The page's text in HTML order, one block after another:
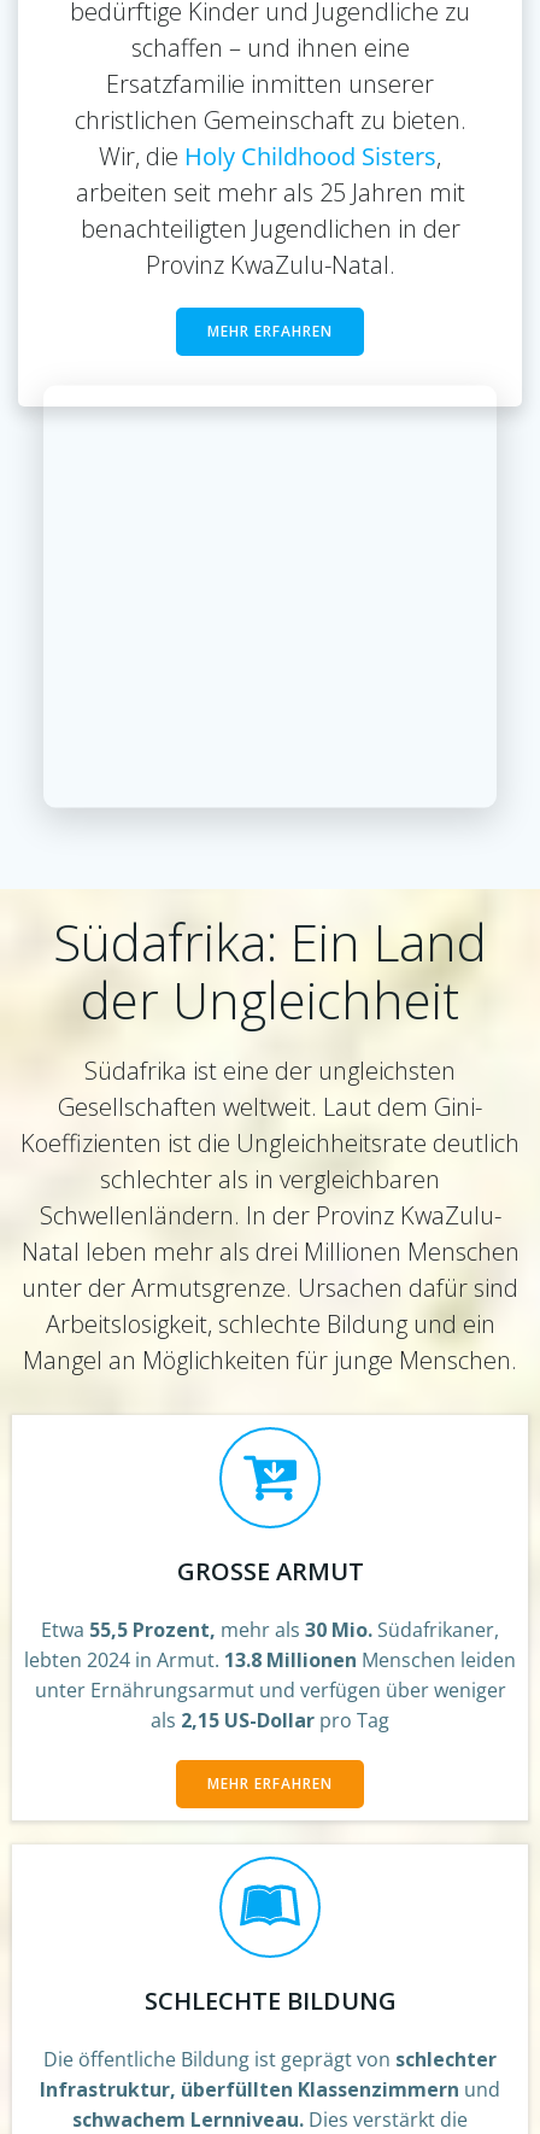
bedürftige Kinder und Jugendliche zu
schaffen – und ihnen eine
Ersatzfamilie inmitten unserer
christlichen Gemeinschaft zu bieten.
Wir, die Holy Childhood Sisters,
arbeiten seit mehr als 25 Jahren mit
benachteiligten Jugendlichen in der
Provinz KwaZulu-Natal.
MEHR ERFAHREN
Südafrika: Ein Land
der Ungleichheit
Südafrika ist eine der ungleichsten
Gesellschaften weltweit. Laut dem Gini-
Koeffizienten ist die Ungleichheitsrate deutlich
schlechter als in vergleichbaren
Schwellenländern. In der Provinz KwaZulu-
Natal leben mehr als drei Millionen Menschen
unter der Armutsgrenze. Ursachen dafür sind
Arbeitslosigkeit, schlechte Bildung und ein
Mangel an Möglichkeiten für junge Menschen.
GROSSE ARMUT
Etwa 55,5 Prozent, mehr als 30 Mio.Südafrikaner,
lebten 2024 in Armut. 13.8 Millionen Menschen leiden
unter Ernährungsarmut und verfügen über weniger
als 2,15 US-Dollar pro Tag
MEHR ERFAHREN
SCHLECHTE BILDUNG
Die öffentliche Bildung ist geprägt von schlechter
Infrastruktur, überfüllten Klassenzimmern und
schwachem Lernniveau. Dies verstärkt die